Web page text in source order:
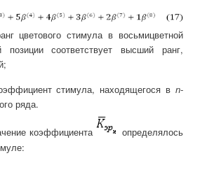
цветового стимула в восьмицветной
позиции соответствует высший ранг,
стимула, находящегося в n-
ряда.
коэффициента
определялось